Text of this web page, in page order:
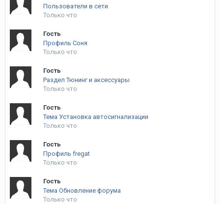
Пользователи в сети
Только что
Гость
Профиль Соня
Только что
Гость
Раздел Тюнинг и аксессуары
Только что
Гость
Тема Установка автосигнализации
Только что
Гость
Профиль fregat
Только что
Гость
Тема Обновление форума
Только что